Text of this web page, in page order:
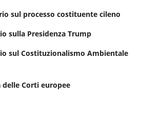
sul processo costituente cileno
sulla Presidenza Trump
sul Costituzionalismo Ambientale
delle Corti europee